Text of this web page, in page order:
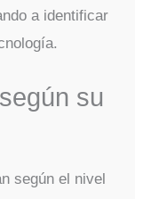
a identificar
su
según el nivel